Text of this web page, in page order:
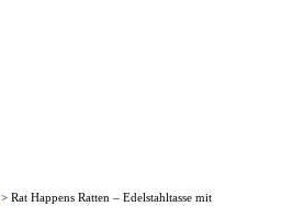
> Rat Happens Ratten – Edelstahltasse mit